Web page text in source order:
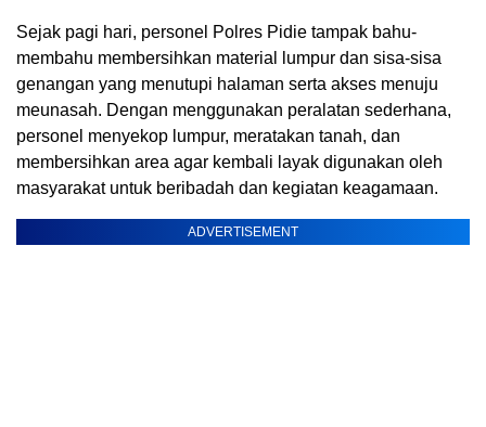
Sejak pagi hari, personel Polres Pidie tampak bahu-
membahu membersihkan material lumpur dan sisa-sisa
genangan yang menutupi halaman serta akses menuju
meunasah. Dengan menggunakan peralatan sederhana,
personel menyekop lumpur, meratakan tanah, dan
membersihkan area agar kembali layak digunakan oleh
masyarakat untuk beribadah dan kegiatan keagamaan.
ADVERTISEMENT